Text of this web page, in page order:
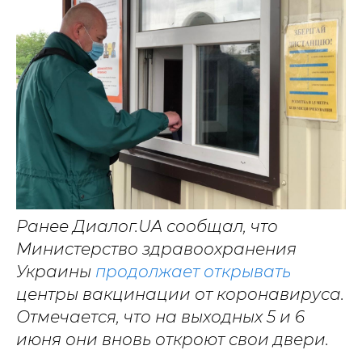
Ранее Диалог.UA сообщал, что
Министерство здравоохранения
Украины продолжает открывать
центры вакцинации от коронавируса.
Отмечается, что на выходных 5 и 6
июня они вновь откроют свои двери.